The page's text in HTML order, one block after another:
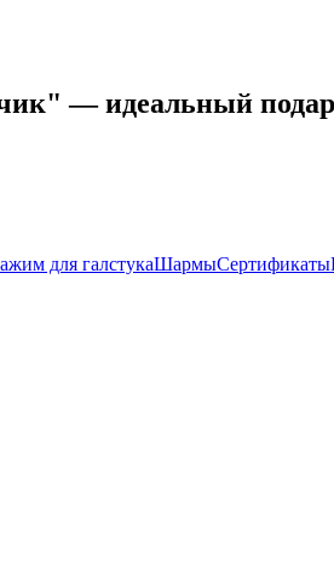
— идеальный
для галстукаШармыСертификаты